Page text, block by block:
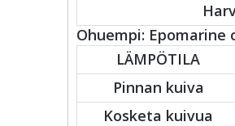
Ohuempi:
LÄMPÖTILA
Pinnan kuiva
Kosketa kuivua